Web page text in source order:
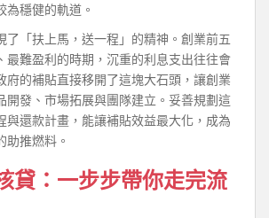
為穩健的軌道。
了「扶上馬，送一程」的精神。創業前五
最難盈利的時期，沉重的利息支出往往會
府的補貼直接移開了這塊大石頭，讓創業
開發、市場拓展與團隊建立。妥善規劃這
與還款計畫，能讓補貼效益最大化，成為
助推燃料。
貸：一步步帶你走完流